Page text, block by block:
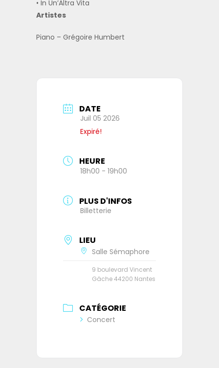
•⁠ ⁠⁠In Un’Altra Vita
Artistes
Piano – Grégoire Humbert
DATE
Juil 05 2026
Expiré!
HEURE
18h00 - 19h00
PLUS D'INFOS
Billetterie
LIEU
Salle Sémaphore
9 boulevard Vincent
Gâche 44200 Nantes
CATÉGORIE
Concert